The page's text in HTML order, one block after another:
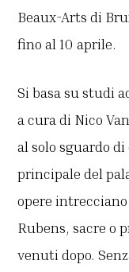
Beaux-Arts di
fino al 10 aprile.
Si basa su studi
a cura di Nico
al solo sguardo
principale del
opere
Rubens, sacre o
venuti dopo.